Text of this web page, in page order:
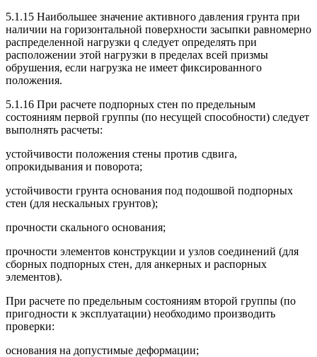
5.1.15 Наибольшее значение активного давления грунта при
наличии на горизонтальной поверхности засыпки равномерно
распределенной нагрузки q следует определять при
расположении этой нагрузки в пределах всей призмы
обрушения, если нагрузка не имеет фиксированного
положения.
5.1.16 При расчете подпорных стен по предельным
состояниям первой группы (по несущей способности) следует
выполнять расчеты:
устойчивости положения стены против сдвига,
опрокидывания и поворота;
устойчивости грунта основания под подошвой подпорных
стен (для нескальных грунтов);
прочности скального основания;
прочности элементов конструкции и узлов соединений (для
сборных подпорных стен, для анкерных и распорных
элементов).
При расчете по предельным состояниям второй группы (по
пригодности к эксплуатации) необходимо производить
проверки:
основания на допустимые деформации;